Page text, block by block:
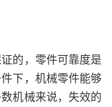
的，零件可靠度是
下，机械零件能够
机械来说，失效的